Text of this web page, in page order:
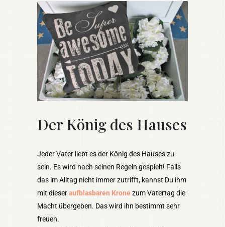
Der König des Hauses
Jeder Vater liebt es der König des Hauses zu
sein. Es wird nach seinen Regeln gespielt! Falls
das im Alltag nicht immer zutrifft, kannst Du ihm
mit dieseraufblasbaren Kronezum Vatertag die
Macht übergeben. Das wird ihn bestimmt sehr
freuen.